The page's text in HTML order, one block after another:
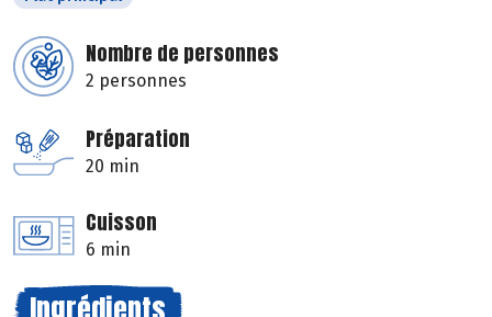
Nombre de personnes
2 personnes
Préparation
20 min
Cuisson
6 min